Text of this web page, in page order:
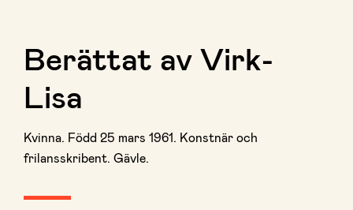
Berättat av Virk-
Lisa
Kvinna. Född 25 mars 1961. Konstnär och
frilansskribent. Gävle.